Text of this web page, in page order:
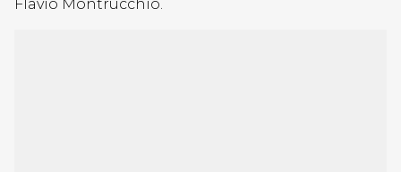
Flavio Montrucchio.